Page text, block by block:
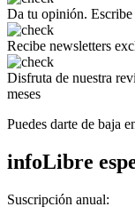
Da tu opinión.
Recibe newsletters
Disfruta de nuestra
meses
Puedes darte de baja
infoLibre
Suscripción anual: